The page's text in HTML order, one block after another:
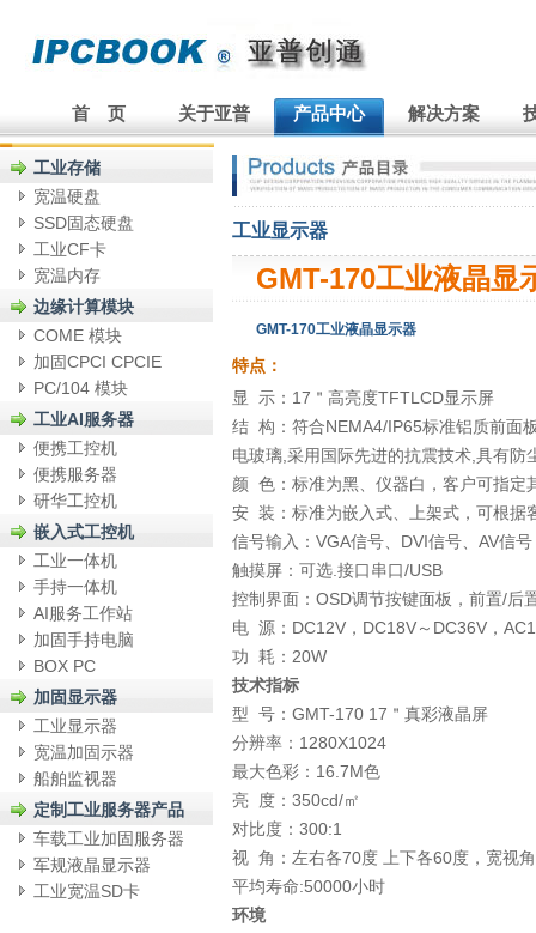
首 页 关于亚普 产品中心 解决方案
工业存储
宽温硬盘
SSD固态硬盘
工业CF卡
宽温内存
边缘计算模块
COME 模块
加固CPCI CPCIE
PC/104 模块
工业AI服务器
便携工控机
便携服务器
研华工控机
嵌入式工控机
工业一体机
手持一体机
AI服务工作站
加固手持电脑
BOX PC
加固显示器
工业显示器
宽温加固示器
船舶监视器
定制工业服务器产品
车载工业加固服务器
军规液晶显示器
工业宽温SD卡
工业显示器
GMT-170工业液晶显
GMT-170工业液晶显示器
特点：
显 示：17＂高亮度TFTLCD显示屏
结 构：符合NEMA4/IP65标准铝质前面
电玻璃,采用国际先进的抗震技术,具有防
颜 色：标准为黑、仪器白，客户可指定
安 装：标准为嵌入式、上架式，可根据
信号输入：VGA信号、DVI信号、AV信号
触摸屏：可选.接口串口/USB
控制界面：OSD调节按键面板，前置/后
电 源：DC12V，DC18V～DC36V，
功 耗：20W
技术指标
型 号：GMT-170 17＂真彩液晶屏
分辨率：1280X1024
最大色彩：16.7M色
亮 度：350cd/㎡
对比度：300:1
视 角：左右各70度 上下各60度，宽视
平均寿命:50000小时
环境